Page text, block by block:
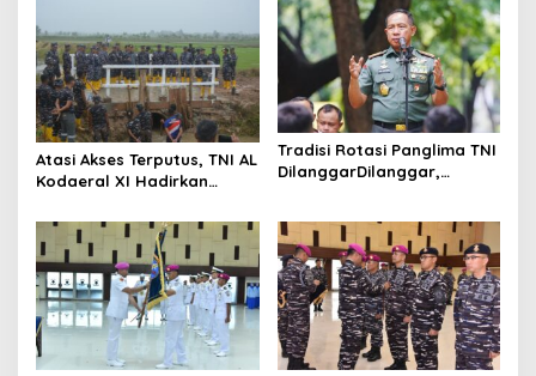
i
g
a
t
i
o
n
Atasi Akses Terputus, TNI AL
Kodaeral XI Hadirkan
Sekolah dan Warga Papua
Selatan
Tradisi Rotasi Panglima TNI
DilanggarDilanggar,